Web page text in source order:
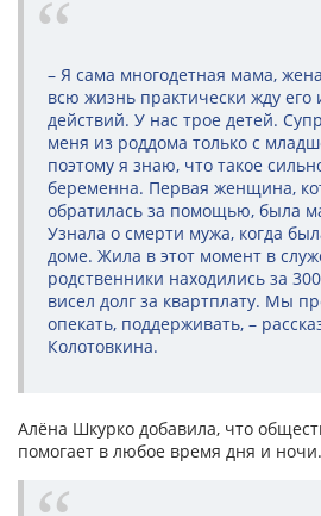
– Я сама многодетная мама,
всю жизнь практически жду его
действий. У нас трое детей.
меня из роддома только с
поэтому я знаю, что такое
беременна. Первая женщина,
обратилась за помощью, была
Узнала о смерти мужа, когда
доме. Жила в этот момент в
родственники находились за
висел долг за квартплату. Мы
опекать, поддерживать, –
Колотовкина.
Алёна Шкурко добавила, что
помогает в любое время дня и ночи.